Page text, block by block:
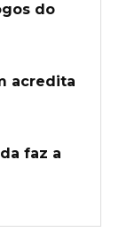
do
acredita
faz a